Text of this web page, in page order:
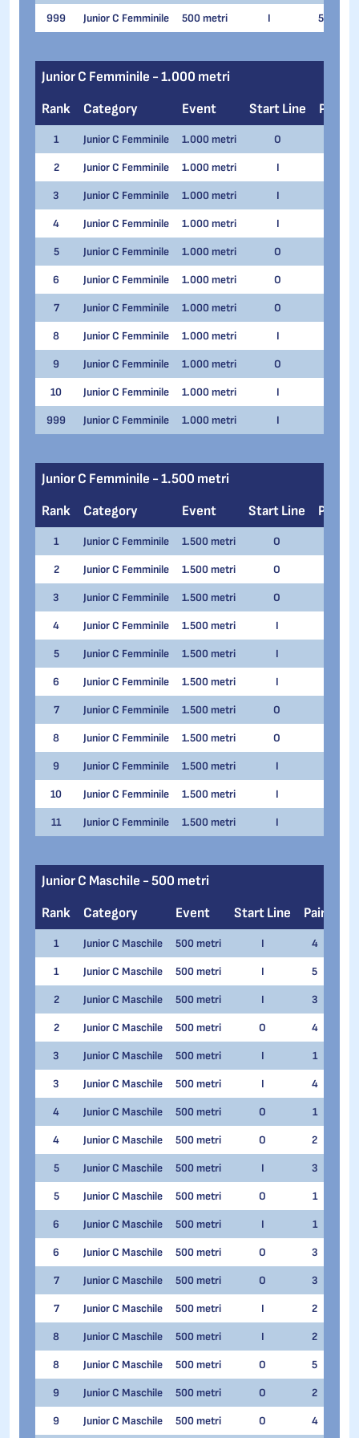
999 Junior C Femminile 500 metri I 5
Junior C Femminile - 1.000 metri
Rank
Category Event Start Line Pair
1 Junior C Femminile 1.000 metri O
2 Junior C Femminile 1.000 metri I
3 Junior C Femminile 1.000 metri I
4 Junior C Femminile 1.000 metri I
5 Junior C Femminile 1.000 metri O
6 Junior C Femminile 1.000 metri O
7 Junior C Femminile 1.000 metri O
8 Junior C Femminile 1.000 metri I
9 Junior C Femminile 1.000 metri O
10 Junior C Femminile 1.000 metri I
999 Junior C Femminile 1.000 metri I
Junior C Femminile - 1.500 metri
Rank
Category Event Start Line Pair
1 Junior C Femminile 1.500 metri O
2 Junior C Femminile 1.500 metri O
3 Junior C Femminile 1.500 metri O
4 Junior C Femminile 1.500 metri I
5 Junior C Femminile 1.500 metri I
6 Junior C Femminile 1.500 metri I
7 Junior C Femminile 1.500 metri O
8 Junior C Femminile 1.500 metri O
9 Junior C Femminile 1.500 metri I
10 Junior C Femminile 1.500 metri I
11 Junior C Femminile 1.500 metri I
Junior C Maschile - 500 metri
Rank
Category Event Start Line Pair
1 Junior C Maschile 500 metri I 4
1 Junior C Maschile 500 metri I 5
2 Junior C Maschile 500 metri I 3
2 Junior C Maschile 500 metri O 4
3 Junior C Maschile 500 metri I 1
3 Junior C Maschile 500 metri I 4
4 Junior C Maschile 500 metri O 1
4 Junior C Maschile 500 metri O 2
5 Junior C Maschile 500 metri I 3
5 Junior C Maschile 500 metri O 1
6 Junior C Maschile 500 metri I 1
6 Junior C Maschile 500 metri O 3
7 Junior C Maschile 500 metri O 3
7 Junior C Maschile 500 metri I 2
8 Junior C Maschile 500 metri I 2
8 Junior C Maschile 500 metri O 5
9 Junior C Maschile 500 metri O 2
9 Junior C Maschile 500 metri O 4